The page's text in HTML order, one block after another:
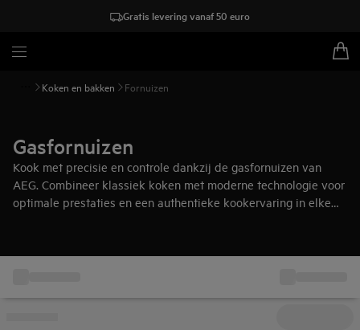
Gratis levering vanaf 50 euro
Koken en bakken Fornuizen
Gasfornuizen
Kook met precisie en controle dankzij de gasfornuizen van
AEG. Combineer klassiek koken met moderne technologie voor
optimale prestaties en een authentieke kookervaring in elke